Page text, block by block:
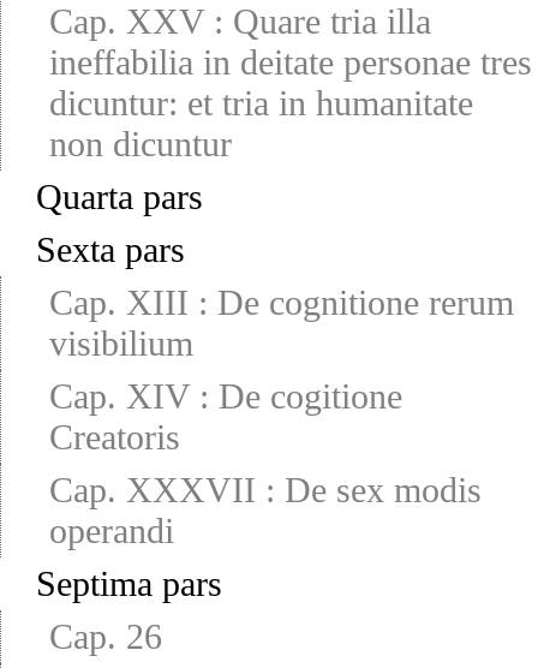
Cap. XXV: Quare tria illa
ineffabilia in deitate personae tres
dicuntur: et tria in humanitate
non dicuntur
Quarta pars
Sexta pars
Cap. XIII : De cognitione rerum
visibilium
Cap. XIV: De cogitione
Creatoris
Cap. XXXVII : De sex modis
operandi
Septima pars
Cap. 26